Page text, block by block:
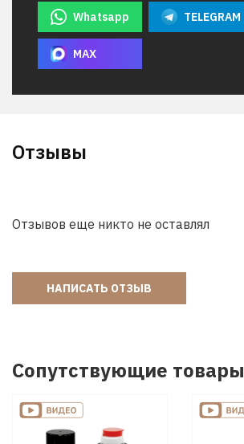
Whatsapp TELEGRAM
MAX
Отзывы
Отзывов еще никто не оставлял
НАПИСАТЬ ОТЗЫВ
Сопутствующие товары